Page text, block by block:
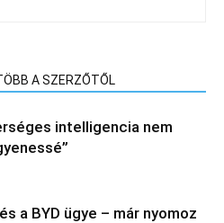
A SZERZŐTŐL
intelligencia nem
a BYD ügye – már nyomoz